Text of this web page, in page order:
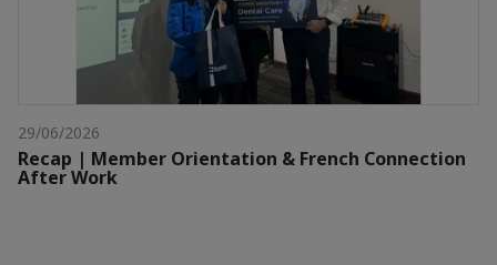
29/06/2026
Recap | Member Orientation & French Connection
After Work